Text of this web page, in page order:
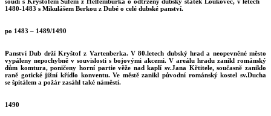
1480-1483 s Mikulášem Berkou z Dubé o celé dubské panství.
po 1483 – 1489/1490
Panství Dub drží Kryštof z Vartenberka. V 80.letech dubský hrad a neopevněné město
vypáleny nepochybně v souvislosti s bojovými akcemi. V areálu hradu zanikl románský
dům komtura, poničeny horní partie věže nad kaplí sv.Jana Křtitele, současně zaniklo
raně gotické jižní křídlo konventu. Ve městě zanikl původní románský kostel sv.Ducha
se špitálem a požár zasáhl také náměstí.
1490